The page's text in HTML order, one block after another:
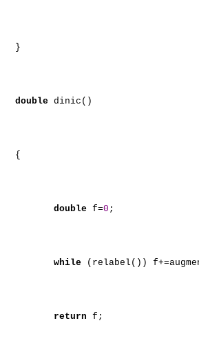
}
double dinic()
{
double f=0 ;
while (relabel())
return f;